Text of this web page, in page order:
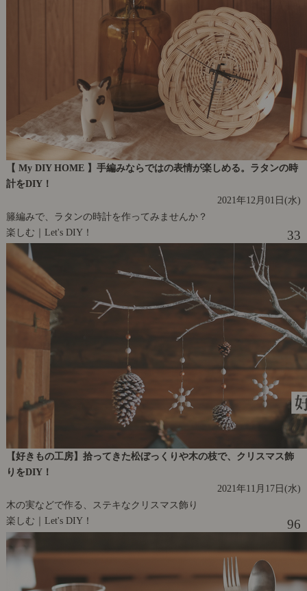
【 My DIY HOME 】手編みならではの表情が楽しめる。ラタンの時
計をDIY！
2021年12月01日(水)
籐編みで、ラタンの時計を作ってみませんか？
楽しむ｜Let's DIY！
33
【好きもの工房】拾ってきた松ぼっくりや木の枝で、クリスマス飾
りをDIY！
2021年11月17日(水)
木の実などで作る、ステキなクリスマス飾り
楽しむ｜Let's DIY！
96